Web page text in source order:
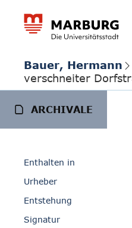
Bauer, Hermann
verschneiter
ARCHIVALE
Enthalten in
Urheber
Entstehung
Signatur